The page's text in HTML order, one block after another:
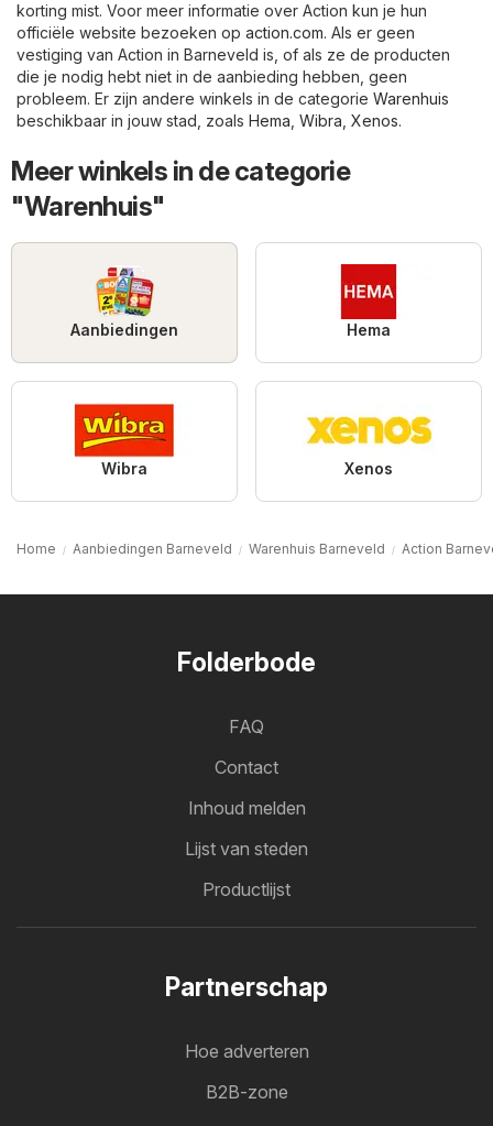
korting mist. Voor meer informatie over Action kun je hun
officiële website bezoeken op action.com. Als er geen
vestiging van Action in Barneveld is, of als ze de producten
die je nodig hebt niet in de aanbieding hebben, geen
probleem. Er zijn andere winkels in de categorie Warenhuis
beschikbaar in jouw stad, zoals Hema Wibra Xenos.
Meer winkels in de categorie
"Warenhuis"
Aanbiedingen Hema
Wibra Xenos
Home Aanbiedingen Barneveld Warenhuis Barneveld Action
Folderbode
FAQ
Contact
Inhoud melden
Lijst van steden
Productlijst
Partnerschap
Hoe adverteren
B2B-zone